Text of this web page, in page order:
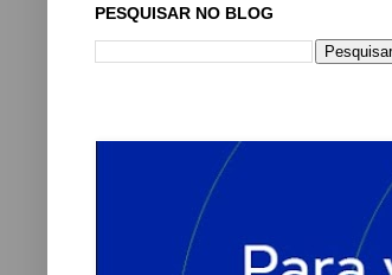
PESQUISAR NO BLOG